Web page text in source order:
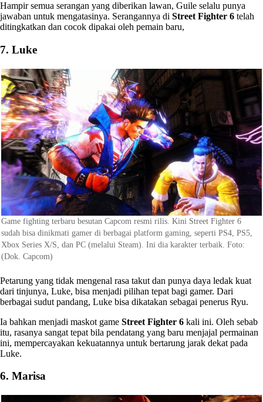
Hampir semua serangan yang diberikan lawan, Guile selalu punya
jawaban untuk mengatasinya. Serangannya di Street Fighter 6 telah
ditingkatkan dan cocok dipakai oleh pemain baru,
7. Luke
Game fighting terbaru besutan Capcom resmi rilis. Kini Street Fighter 6
sudah bisa dinikmati gamer di berbagai platform gaming, seperti PS4, PS5,
Xbox Series X/S, dan PC (melalui Steam). Ini dia karakter terbaik. Foto:
(Dok. Capcom)
Petarung yang tidak mengenal rasa takut dan punya daya ledak kuat
dari tinjunya, Luke, bisa menjadi pilihan tepat bagi gamer. Dari
berbagai sudut pandang, Luke bisa dikatakan sebagai penerus Ryu.
Ia bahkan menjadi maskot game Street Fighter 6 kali ini. Oleh sebab
itu, rasanya sangat tepat bila pendatang yang baru menjajal permainan
ini, mempercayakan kekuatannya untuk bertarung jarak dekat pada
Luke.
6. Marisa